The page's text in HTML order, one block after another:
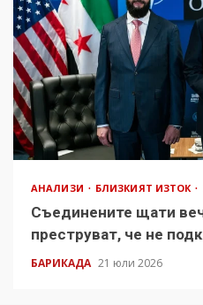
АНАЛИЗИ БЛИЗКИЯТ ИЗТОК
Съединените щати
преструват, че не
БАРИКАДА 21 юли 2026